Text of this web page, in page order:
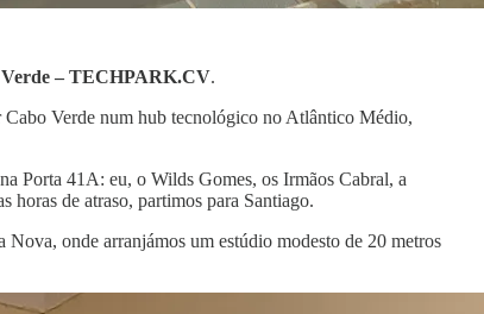
Verde – TECHPARK.CV.
Verde num hub tecnológico no Atlântico Médio,
Porta 41A: eu, o Wilds Gomes, os Irmãos Cabral, a
de atraso, partimos para Santiago.
onde arranjámos um estúdio modesto de 20 metros